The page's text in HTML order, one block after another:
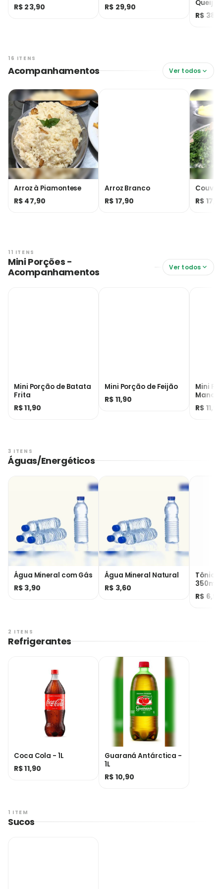
R$ 23,90 R$ 29,90
Queijo
R$
16 ITENS
Acompanhamentos Ver todos
Arroz à Piamontese
R$ 47,90
Arroz Branco
R$ 17,90
Couve
R$
11 ITENS
Mini Porções -
Acompanhamentos
Ver todos
Mini Porção de Batata
Frita
R$ 11,90
Mini Porção de Feijão
R$ 11,90
Mini
R$
3 ITENS
Águas/Energéticos
Água Mineral com Gás
R$ 3,90
Água Mineral Natural
R$ 3,60
350ml
R$ 6,90
2 ITENS
Refrigerantes
Coca Cola - 1L
R$ 11,90
Guaraná Antárctica -
1L
R$ 10,90
1 ITEM
Sucos